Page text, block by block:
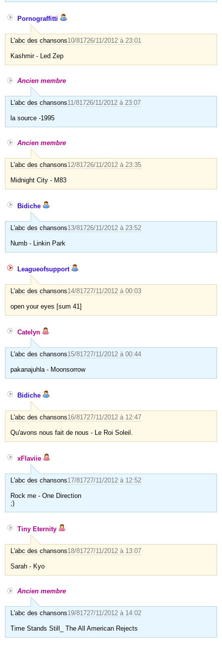
Pornograffitti
L'abc des chansons10/81726/11/2012 à 23:01
Kashmir - Led Zep
Ancien membre
L'abc des chansons11/81726/11/2012 à 23:07
la source -1995
Ancien membre
L'abc des chansons12/81726/11/2012 à 23:35
Midnight City - M83
Bidiche
L'abc des chansons13/81726/11/2012 à 23:52
Numb - Linkin Park
Leagueofsupport
L'abc des chansons14/81727/11/2012 à 00:03
open your eyes [sum 41]
Catelyn
L'abc des chansons15/81727/11/2012 à 00:44
pakanajuhla - Moonsorrow
Bidiche
L'abc des chansons16/81727/11/2012 à 12:47
Qu'avons nous fait de nous - Le Roi Soleil.
xFlaviie
L'abc des chansons17/81727/11/2012 à 12:52
Rock me - One Direction
;)
Tiny Eternity
L'abc des chansons18/81727/11/2012 à 13:07
Sarah - Kyo
Ancien membre
L'abc des chansons19/81727/11/2012 à 14:02
Time Stands Still_ The All American Rejects